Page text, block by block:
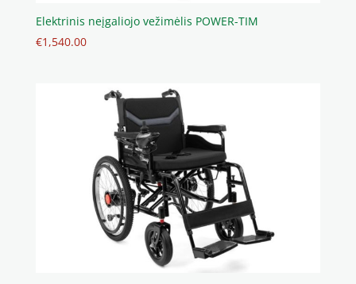
Elektrinis neįgaliojo vežimėlis POWER-TIM
€1,540.00